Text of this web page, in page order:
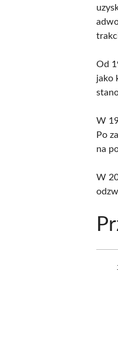
Od
jako
W
Po
na
W